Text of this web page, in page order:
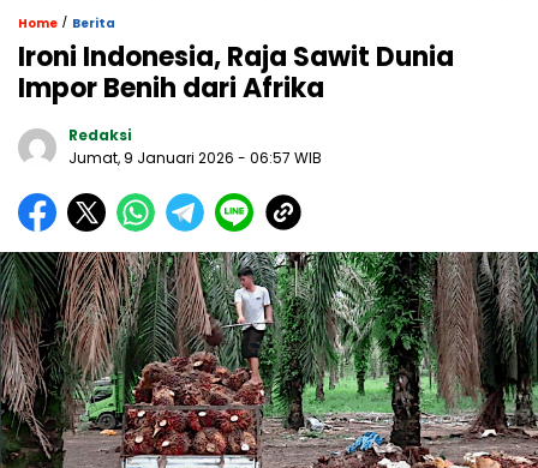
Home / Berita
Ironi Indonesia, Raja Sawit Dunia
Impor Benih dari Afrika
Redaksi
Jumat, 9 Januari 2026 - 06:57 WIB